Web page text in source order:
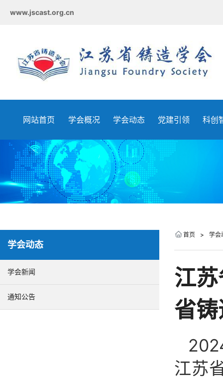
www.jscast.org.cn
网站首页 学会概况 学会动态 党建引领 科创
学会动态
学会新闻
通知公告
首页 > 学会
江
省
江苏